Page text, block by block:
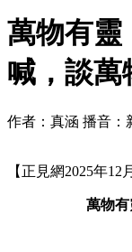
萬物有靈
喊，談萬
作者：真涵 播音：
【正見網2025年12
萬物